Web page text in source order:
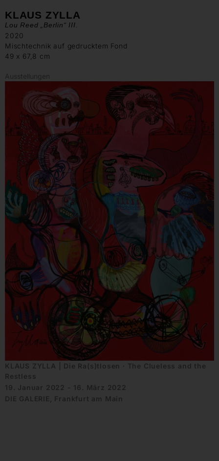
KLAUS ZYLLA
Lou Reed „Berlin“ III.
2020
Mischtechnik auf gedrucktem Fond
49 x 67,8 cm
Ausstellungen
KLAUS ZYLLA | Die Ra(s)tlosen ∙ The Clueless and the
Restless
19. Januar 2022 - 16. März 2022
DIE GALERIE, Frankfurt am Main